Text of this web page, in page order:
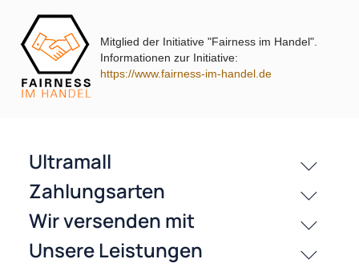
passende Produkte
Zahlungsarten
Mitglied der Initiative "Fairness im Handel".
Informationen zur Initiative:
https://www.fairness-im-handel.de